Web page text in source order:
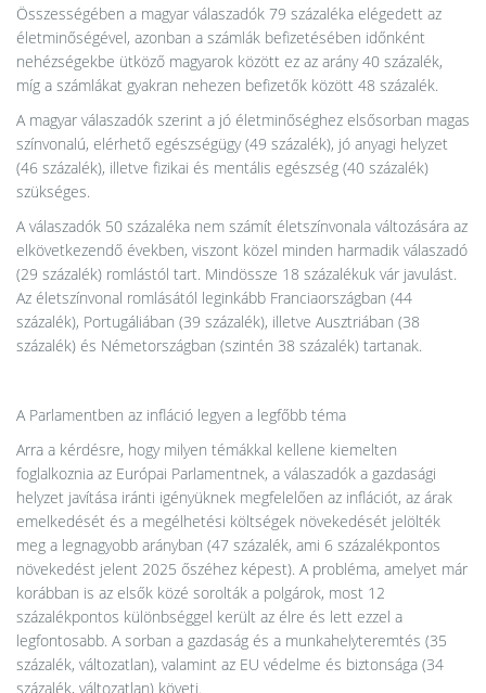
Összességében a magyar válaszadók 79 százaléka elégedett az
életminőségével, azonban a számlák befizetésében időnként
nehézségekbe ütköző magyarok között ez az arány 40 százalék,
míg a számlákat gyakran nehezen befizetők között 48 százalék.
A magyar válaszadók szerint a jó életminőséghez elsősorban magas
színvonalú, elérhető egészségügy (49 százalék), jó anyagi helyzet
(46 százalék), illetve fizikai és mentális egészség (40 százalék)
szükséges.
A válaszadók 50 százaléka nem számít életszínvonala változására az
elkövetkezendő években, viszont közel minden harmadik válaszadó
(29 százalék) romlástól tart. Mindössze 18 százalékuk vár javulást.
Az életszínvonal romlásától leginkább Franciaországban (44
százalék), Portugáliában (39 százalék), illetve Ausztriában (38
százalék) és Németországban (szintén 38 százalék) tartanak.
A Parlamentben az infláció legyen a legfőbb téma
Arra a kérdésre, hogy milyen témákkal kellene kiemelten
foglalkoznia az Európai Parlamentnek, a válaszadók a gazdasági
helyzet javítása iránti igényüknek megfelelően az inflációt, az árak
emelkedését és a megélhetési költségek növekedését jelölték
meg a legnagyobb arányban (47 százalék, ami 6 százalékpontos
növekedést jelent 2025 őszéhez képest). A probléma, amelyet már
korábban is az elsők közé sorolták a polgárok, most 12
százalékpontos különbséggel került az élre és lett ezzel a
legfontosabb. A sorban a gazdaság és a munkahelyteremtés (35
százalék, változatlan), valamint az EU védelme és biztonsága (34
százalék, változatlan) követi.